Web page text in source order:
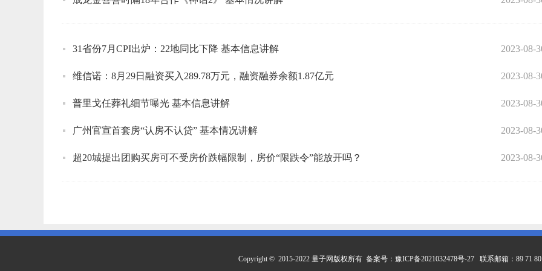
31省份7月CPI出炉：22地同比下降 基本信息讲解 2023-08-
维信诺：8月29日融资买入289.78万元，融资融券余额1.87亿元 2023-08-
普里戈任葬礼细节曝光 基本信息讲解 2023-08-
广州官宣首套房“认房不认贷” 基本情况讲解 2023-08-
超20城提出团购买房可不受房价跌幅限制，房价“限跌令”能放开吗？ 2023-08-
Copyright © 2015-2022 量子网版权所有 备案号： 豫ICP备2021032478号-27 联系邮箱：89 71 80